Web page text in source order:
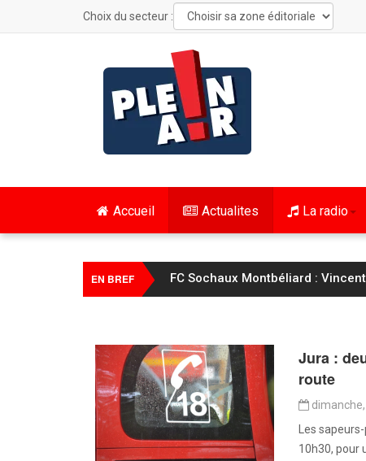
Choix du secteur :
Accueil Actualites La radio
EN BREF FC Sochaux Montbéliard :
Jura :
route
Les
10h30, pour